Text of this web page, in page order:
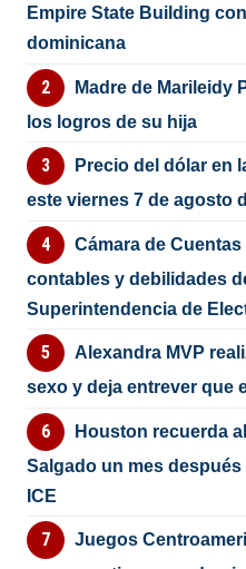
Empire State Building
dominicana
Madre de Marileidy
los logros de su hija
Precio del dólar en
este viernes 7 de agosto
Cámara de
contables y debilidades
Superintendencia de
Alexandra MVP
sexo y deja entrever que
Houston recuerda
Salgado un mes
ICE
Juegos